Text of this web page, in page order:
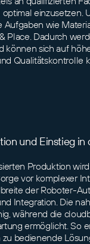
Aufgaben wie
Place. Dadurch
können sich auf
Qualitätskontrolle
und Einstieg in
Produktion
vor komplexer
der Roboter-
Integration. Die
während die
ermöglicht. So
bedienende